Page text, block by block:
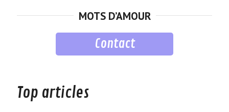
MOTS D’AMOUR
Contact
Top articles